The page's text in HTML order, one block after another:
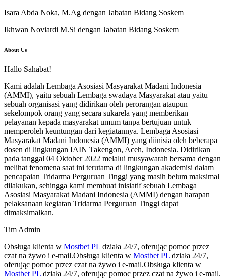
Isara Abda Noka, M.Ag dengan Jabatan Bidang Soskem
Ikhwan Noviardi M.Si dengan Jabatan Bidang Soskem
About Us
Hallo Sahabat!
Kami adalah Lembaga Asosiasi Masyarakat Madani Indonesia
(AMMI), yaitu sebuah Lembaga swadaya Masyarakat atau yaitu
sebuah organisasi yang didirikan oleh perorangan ataupun
sekelompok orang yang secara sukarela yang memberikan
pelayanan kepada masyarakat umum tanpa bertujuan untuk
memperoleh keuntungan dari kegiatannya. Lembaga Asosiasi
Masyarakat Madani Indonesia (AMMI) yang diinisia oleh beberapa
dosen di lingkungan IAIN Takengon, Aceh, Indonesia. Didirikan
pada tanggal 04 Oktober 2022 melalui musyawarah bersama dengan
melihat fenomena saat ini terutama di lingkungan akademisi dalam
pencapaian Tridarma Perguruan Tinggi yang masih belum maksimal
dilakukan, sehingga kami membuat inisiatif sebuah Lembaga
Asosiasi Masyarakat Madani Indonesia (AMMI) dengan harapan
pelaksanaan kegiatan Tridarma Perguruan Tinggi dapat
dimaksimalkan.
Tim Admin
Obsługa klienta w Mostbet PL działa 24/7, oferując pomoc przez
czat na żywo i e-mail.Obsługa klienta w Mostbet PL działa 24/7,
oferując pomoc przez czat na żywo i e-mail.Obsługa klienta w
Mostbet PL działa 24/7, oferując pomoc przez czat na żywo i e-mail.